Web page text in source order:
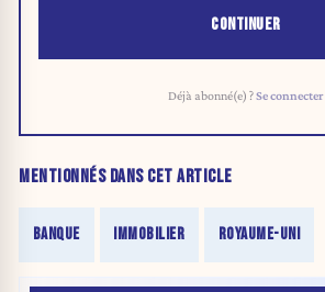
CONTINUER
Déjà abonné(e) ?Se connecter
MENTIONNÉS DANS CET ARTICLE
BANQUE IMMOBILIER ROYAUME-UNI